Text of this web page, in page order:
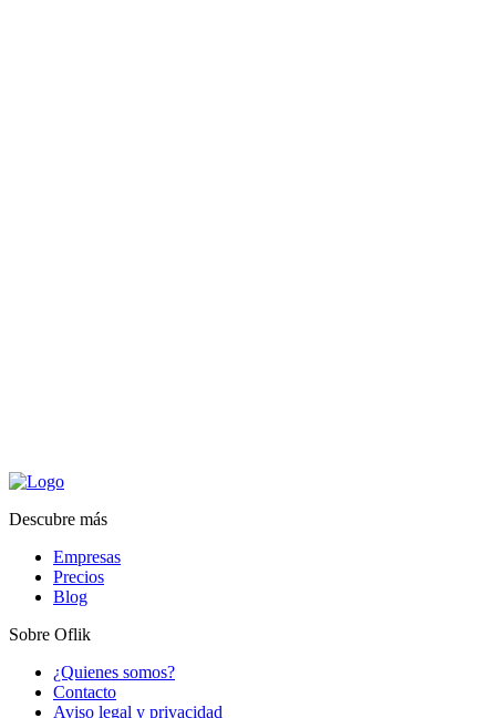
Descubre más
Empresas
Precios
Blog
Sobre Oflik
¿Quienes somos?
Contacto
Aviso legal y privacidad